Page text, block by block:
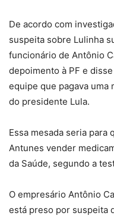
De acordo com
suspeita sobre Lulinha
funcionário de Antônio
depoimento à PF e
equipe que pagava uma
do presidente Lula.
Essa mesada seria para
Antunes vender
da Saúde, segundo a
O empresário Antônio
está preso por suspeita